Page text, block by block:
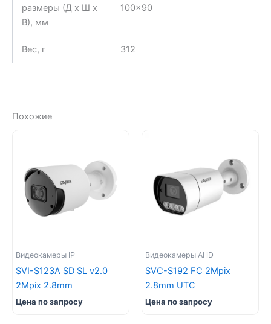
размеры (Д x Ш x
В), мм
100×90
Вес, г 312
Похожие
Видеокамеры IP
SVI-S123A SD SL v2.0
2Mpix 2.8mm
Цена по запросу
Видеокамеры AHD
SVC-S192 FC 2Mpix
2.8mm UTC
Цена по запросу